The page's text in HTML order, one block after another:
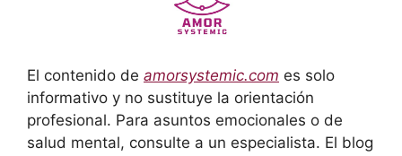
El contenido de amorsystemic.com es solo
informativo y no sustituye la orientación
profesional. Para asuntos emocionales o de
salud mental, consulte a un especialista. El blog